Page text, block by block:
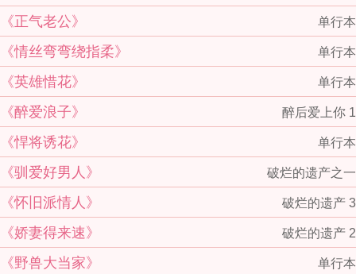
单行本
《正气老公》
单行本
《情丝弯弯绕指柔》
单行本
《英雄惜花》
醉后爱上你 1
《醉爱浪子》
单行本
《悍将诱花》
破烂的遗产之一
《驯爱好男人》
破烂的遗产 3
《怀旧派情人》
破烂的遗产 2
《娇妻得来速》
单行本
《野兽大当家》